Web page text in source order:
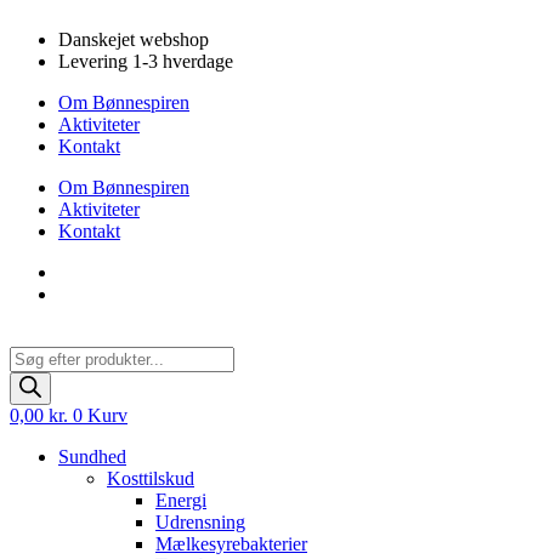
indhold
Danskejet webshop
Levering 1-3 hverdage
Om Bønnespiren
Aktiviteter
Kontakt
Om Bønnespiren
Aktiviteter
Kontakt
Products
search
0,00 kr. 0 Kurv
Sundhed
Kosttilskud
Energi
Udrensning
Mælkesyrebakterier